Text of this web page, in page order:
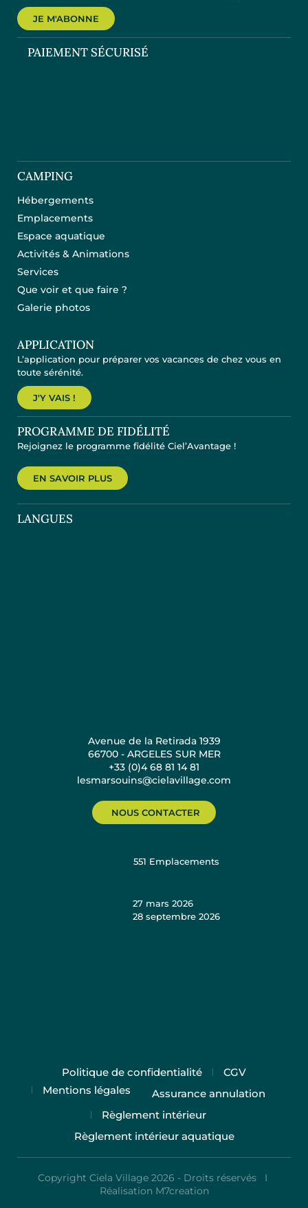
JE M'ABONNE
PAIEMENT SÉCURISÉ
CAMPING
Hébergements
Emplacements
Espace aquatique
Activités & Animations
Services
Que voir et que faire ?
Galerie photos
APPLICATION
L’application pour préparer vos vacances de chez vous en
toute sérénité.
J'Y VAIS !
PROGRAMME DE FIDÉLITÉ
Rejoignez le programme fidélité Ciel’Avantage !
EN SAVOIR PLUS
LANGUES
Avenue de la Retirada 1939
66700 - ARGELES SUR MER
+33 (0)4 68 81 14 81
lesmarsouins@cielavillage.com
NOUS CONTACTER
551 Emplacements
27 mars 2026
28 septembre 2026
Politique de confidentialité
CGV
Mentions légales
Assurance annulation
Règlement intérieur
Règlement intérieur aquatique
Copyright Ciela Village 2026 - Droits réservés I
Réalisation M7creation